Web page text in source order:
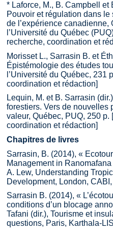
* Laforce, M., B. Campbell et
Pouvoir et régulation dans
de l’expérience canadienne,
l’Université du Québec
recherche, coordination et
Morisset L., Sarrasin B. et
Épistémologie des études
l’Université du Québec, 231
coordination et rédaction]
Lequin, M. et B. Sarrasin
forestiers. Vers de nouvelles
valeur, Québec, PUQ, 250
coordination et rédaction]
Chapitres de livres
Sarrasin, B. (2014), «
Management in
A. Lew, Understanding
Development, London,
Sarrasin B. (2014), «
conditions d’un blocage
Tafani (dir.), Tourisme et
questions, Paris, Karthala-